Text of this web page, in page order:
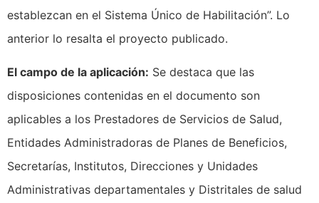
establezcan en el Sistema Único de Habilitación”. Lo
anterior lo resalta el proyecto publicado.
El campo de la aplicación: Se destaca que las
disposiciones contenidas en el documento son
aplicables a los Prestadores de Servicios de Salud,
Entidades Administradoras de Planes de Beneficios,
Secretarías, Institutos, Direcciones y Unidades
Administrativas departamentales y Distritales de salud